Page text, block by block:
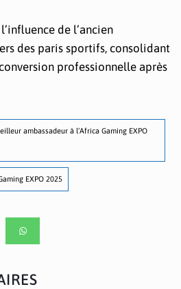
de l’ancien
des paris sportifs, consolidant
professionnelle après
ambassadeur à l’Africa Gaming EXPO
EXPO 2025